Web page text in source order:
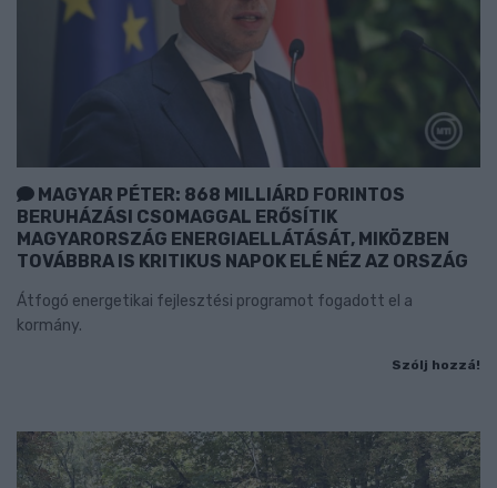
MAGYAR PÉTER: 868 MILLIÁRD FORINTOS
BERUHÁZÁSI CSOMAGGAL ERŐSÍTIK
MAGYARORSZÁG ENERGIAELLÁTÁSÁT, MIKÖZBEN
TOVÁBBRA IS KRITIKUS NAPOK ELÉ NÉZ AZ ORSZÁG
Átfogó energetikai fejlesztési programot fogadott el a
kormány.
Szólj hozzá!